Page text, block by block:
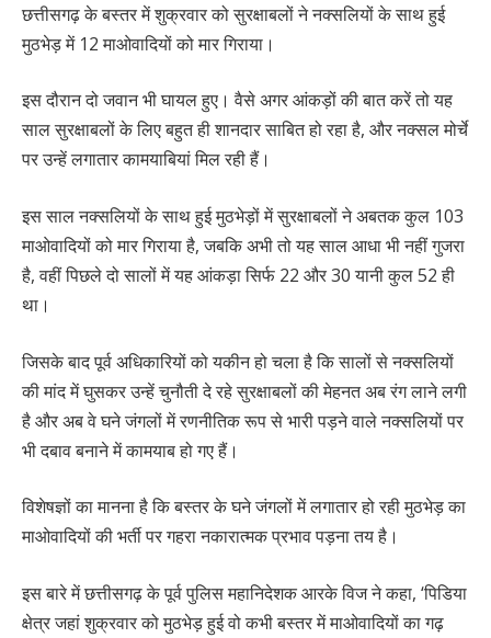
छत्तीसगढ़ के बस्तर में शुक्रवार को सुरक्षाबलों ने नक्सलियों के साथ हुई
मुठभेड़ में 12 माओवादियों को मार गिराया।
इस दौरान दो जवान भी घायल हुए। वैसे अगर आंकड़ों की बात करें तो यह
साल सुरक्षाबलों के लिए बहुत ही शानदार साबित हो रहा है, और नक्सल मोर्चे
पर उन्हें लगातार कामयाबियां मिल रही हैं।
इस साल नक्सलियों के साथ हुई मुठभेड़ों में सुरक्षाबलों ने अबतक कुल 103
माओवादियों को मार गिराया है, जबकि अभी तो यह साल आधा भी नहीं गुजरा
है, वहीं पिछले दो सालों में यह आंकड़ा सिर्फ 22 और 30 यानी कुल 52 ही
था।
जिसके बाद पूर्व अधिकारियों को यकीन हो चला है कि सालों से नक्सलियों
की मांद में घुसकर उन्हें चुनौती दे रहे सुरक्षाबलों की मेहनत अब रंग लाने लगी
है और अब वे घने जंगलों में रणनीतिक रूप से भारी पड़ने वाले नक्सलियों पर
भी दबाव बनाने में कामयाब हो गए हैं।
विशेषज्ञों का मानना है कि बस्तर के घने जंगलों में लगातार हो रही मुठभेड़ का
माओवादियों की भर्ती पर गहरा नकारात्मक प्रभाव पड़ना तय है।
इस बारे में छत्तीसगढ़ के पूर्व पुलिस महानिदेशक आरके विज ने कहा, ‘पिडिया
क्षेत्र जहां शुक्रवार को मुठभेड़ हुई वो कभी बस्तर में माओवादियों का गढ़